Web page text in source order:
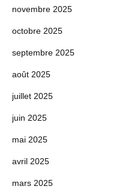
novembre 2025
octobre 2025
septembre 2025
août 2025
juillet 2025
juin 2025
mai 2025
avril 2025
mars 2025